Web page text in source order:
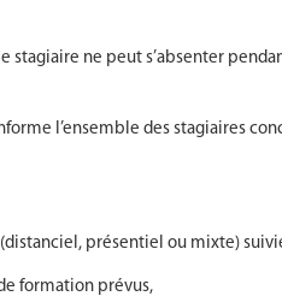
stagiaire ne peut s’absenter
l’ensemble des stagiaires
présentiel ou mixte)
formation prévus,